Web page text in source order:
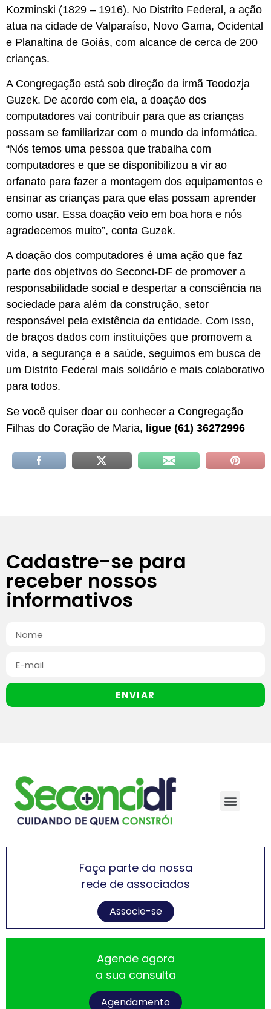
Kozminski (1829 – 1916). No Distrito Federal, a ação
atua na cidade de Valparaíso, Novo Gama, Ocidental
e Planaltina de Goiás, com alcance de cerca de 200
crianças.
A Congregação está sob direção da irmã Teodozja
Guzek. De acordo com ela, a doação dos
computadores vai contribuir para que as crianças
possam se familiarizar com o mundo da informática.
“Nós temos uma pessoa que trabalha com
computadores e que se disponibilizou a vir ao
orfanato para fazer a montagem dos equipamentos e
ensinar as crianças para que elas possam aprender
como usar. Essa doação veio em boa hora e nós
agradecemos muito”, conta Guzek.
A doação dos computadores é uma ação que faz
parte dos objetivos do Seconci-DF de promover a
responsabilidade social e despertar a consciência na
sociedade para além da construção, setor
responsável pela existência da entidade. Com isso,
de braços dados com instituições que promovem a
vida, a segurança e a saúde, seguimos em busca de
um Distrito Federal mais solidário e mais colaborativo
para todos.
Se você quiser doar ou conhecer a Congregação
Filhas do Coração de Maria, ligue (61) 36272996
Cadastre-se para
receber nossos
informativos
ENVIAR
Faça parte da nossa
rede de associados
Associe-se
Agende agora
a sua consulta
Agendamento